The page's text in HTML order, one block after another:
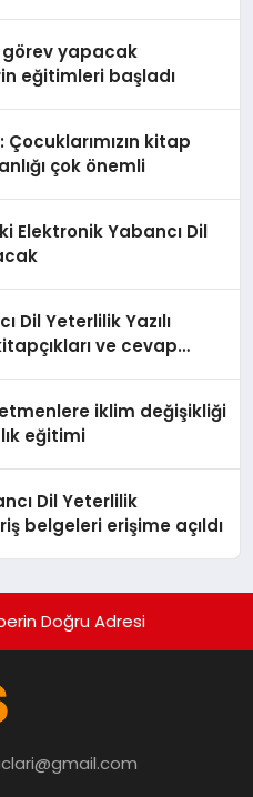
görev yapacak
eğitimleri başladı
kitap
çok önemli
Elektronik Yabancı Dil
Dil Yeterlilik Yazılı
ve cevap
iklim değişikliği
eğitimi
Dil Yeterlilik
belgeleri erişime açıldı
Doğru Adresi